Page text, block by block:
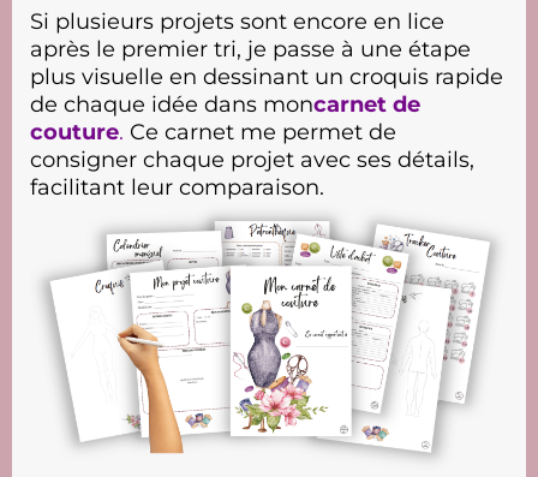
Si plusieurs projets sont encore en lice
après le premier tri, je passe à une étape
plus visuelle en dessinant un croquis rapide
de chaque idée dans moncarnet de
couture. Ce carnet me permet de
consigner chaque projet avec ses détails,
facilitant leur comparaison.